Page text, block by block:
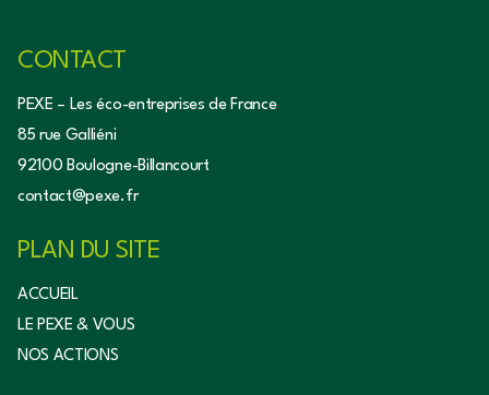
CONTACT
PEXE – Les éco-entreprises de France
85 rue Galliéni
92100 Boulogne-Billancourt
contact@pexe.fr
PLAN DU SITE
ACCUEIL
LE PEXE & VOUS
NOS ACTIONS